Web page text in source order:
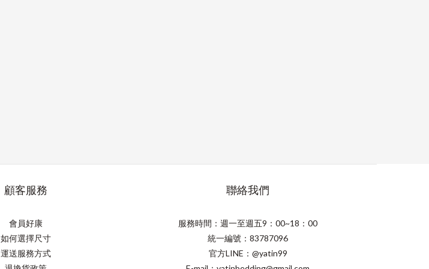
顧客服務
會員好康
如何選擇尺寸
運送服務方式
聯絡我們
服務時間：週一至週五9：00~18：00
統一編號：83787096
官方LINE：@yatin99